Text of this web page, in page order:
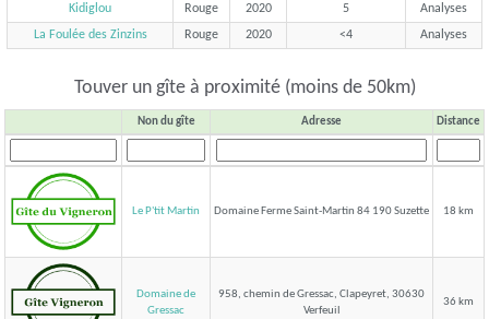
Kidiglou
Rouge 2020 5
Analyses
La Foulée des Zinzins
Rouge 2020 <4 Analyses
Touver un gîte à proximité (moins de 50km)
Non du gîte Adresse Distance
Le P'tit Martin Domaine Ferme Saint-Martin 84 190 Suzette 18 km
Domaine de
Gressac
958, chemin de Gressac, Clapeyret, 30630
Verfeuil
36 km